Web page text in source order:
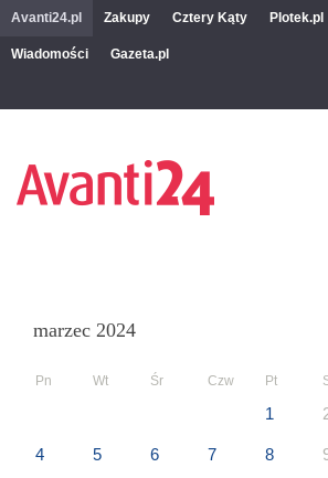
Avanti24.pl Zakupy Cztery Kąty Plotek.pl
Wiadomości Gazeta.pl
marzec 2024
Pn Wt Śr Czw Pt
1
4 5 6 7 8